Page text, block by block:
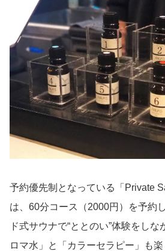
予約優先制となっている「Private
は、60分コース（2000円）を予約
ド式サウナで“ととのい”体験をし
ロマ水」と「カラーセラピー」も